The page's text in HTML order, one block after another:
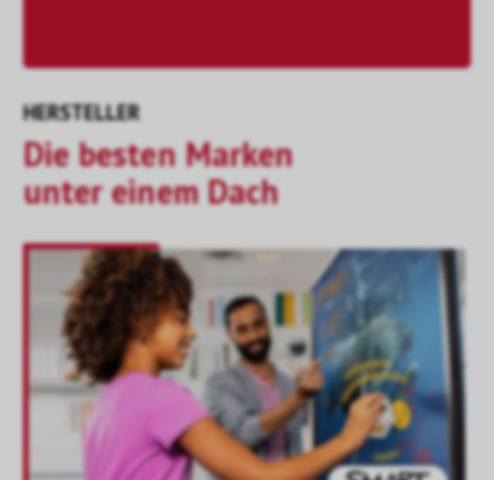
HERSTELLER
Die besten Marken
unter einem Dach